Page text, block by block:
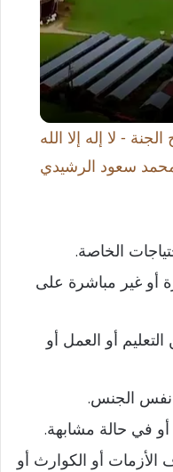
- لا إله إلا الله
سعود الرشيدي
الخاصة.
أو غير مباشرة على
أو العمل أو
نفس الجنس.
أو في حالة مشابهة.
أو الكوارث أو